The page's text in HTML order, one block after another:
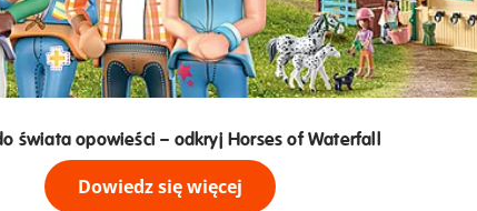
świata opowieści – odkryj Horses of Waterfall
Dowiedz się więcej